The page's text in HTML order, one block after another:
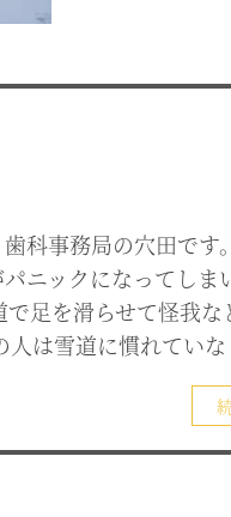
科事務局の穴田です
ニックになってしま
足を滑らせて怪我な
人は雪道に慣れてい